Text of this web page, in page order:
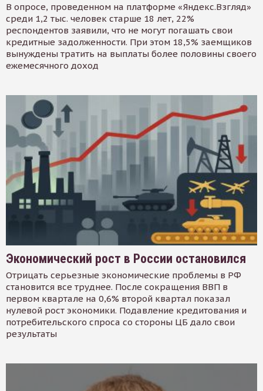
В опросе, проведенном на платформе «Яндекс.Взгляд»
среди 1,2 тыс. человек старше 18 лет, 22%
респондентов заявили, что не могут погашать свои
кредитные задолженности. При этом 18,5% заемщиков
вынуждены тратить на выплаты более половины своего
ежемесячного доход
Экономический рост в России остановился
Отрицать серьезные экономические проблемы в РФ
становится все труднее. После сокращения ВВП в
первом квартале на 0,6% второй квартал показал
нулевой рост экономики. Подавление кредитования и
потребительского спроса со стороны ЦБ дало свои
результаты